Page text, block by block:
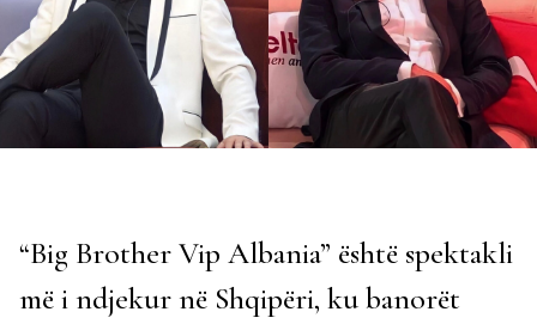
“Big Brother Vip Albania” është spektakli
më i ndjekur në Shqipëri, ku banorët